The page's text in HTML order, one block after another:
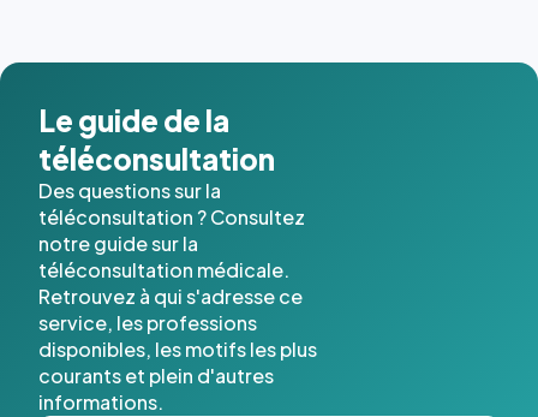
cas. #}
Le guide de la
téléconsultation
Des questions sur la
téléconsultation ? Consultez
notre guide sur la
téléconsultation médicale.
Retrouvez à qui s'adresse ce
service, les professions
disponibles, les motifs les plus
courants et plein d'autres
informations.